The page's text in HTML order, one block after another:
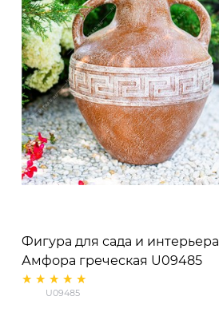
Фигура для сада и интерьера
Амфора греческая U09485
полистоун H=50 см V=35 л
U09485